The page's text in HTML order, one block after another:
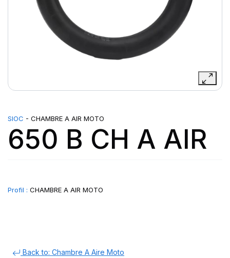
SIOC - CHAMBRE A AIR MOTO
650 B CH A AIR
Profil : CHAMBRE A AIR MOTO
Back to: Chambre A Aire Moto